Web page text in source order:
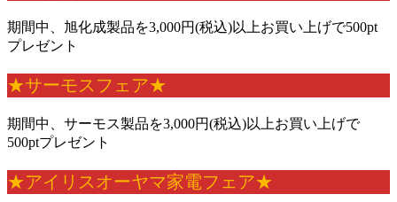
期間中、旭化成製品を3,000円(税込)以上お買い上げで500pt
プレゼント
★サーモスフェア★
期間中、サーモス製品を3,000円(税込)以上お買い上げで
500ptプレゼント
★アイリスオーヤマ家電フェア★